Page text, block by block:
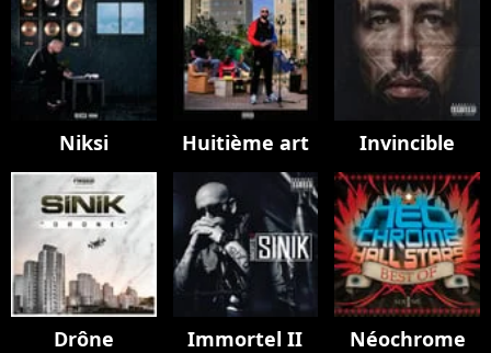
Niksi Huitième art Invincible
Drône Immortel II
Néochrome